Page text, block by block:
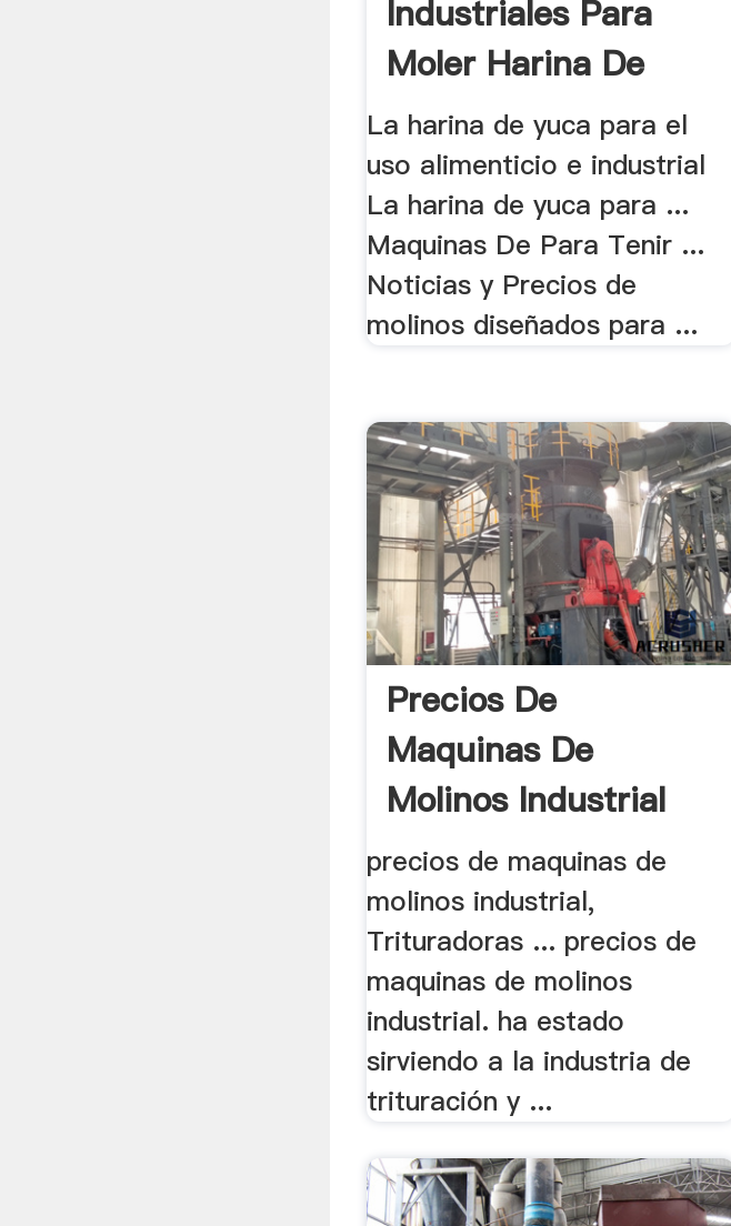
Industriales Para
Moler Harina De
Yuca - .
La harina de yuca para el
uso alimenticio e industrial
La harina de yuca para ...
Maquinas De Para Tenir ...
Noticias y Precios de
molinos diseñados para ...
Precios De
Maquinas De
Molinos Industrial
precios de maquinas de
molinos industrial,
Trituradoras ... precios de
maquinas de molinos
industrial. ha estado
sirviendo a la industria de
trituración y ...